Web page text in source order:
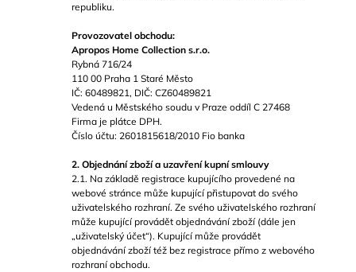
republiku.
Provozovatel obchodu:
Apropos Home Collection s.r.o.
Rybná 716/24
110 00 Praha 1 Staré Město
IČ: 60489821, DIČ: CZ60489821
Vedená u Městského soudu v Praze oddíl C 27468
Firma je plátce DPH.
Číslo účtu: 2601815618/2010 Fio banka
2. Objednání zboží a uzavření kupní smlouvy
2.1. Na základě registrace kupujícího provedené na
webové stránce může kupující přistupovat do svého
uživatelského rozhraní. Ze svého uživatelského rozhraní
může kupující provádět objednávání zboží (dále jen
„uživatelský účet“). Kupující může provádět
objednávání zboží též bez registrace přímo z webového
rozhraní obchodu.